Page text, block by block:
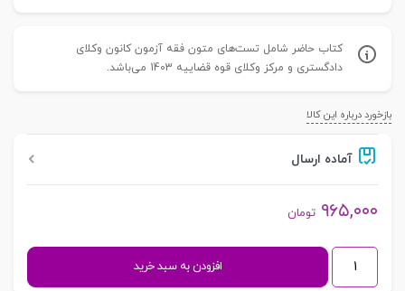
کتاب حاضر شامل تست‌های متون فقه آزمون کانون وکلای
دادگستری و مرکز وکلای قوه قضاییه 1403 می‌باشد.
بازخورد درباره این کالا
آماده ارسال
۹۶۵,۰۰۰ تومان
مجموعه
سوالات
افزودن به سبد خرید